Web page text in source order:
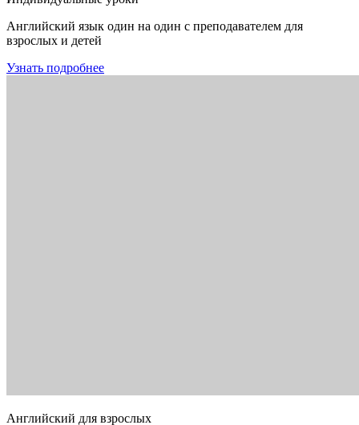
Английский язык один на один с преподавателем для
взрослых и детей
Узнать подробнее
Английский для взрослых